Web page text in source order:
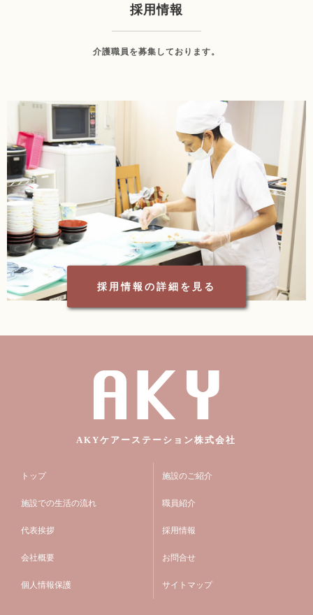
採用情報
介護職員を募集しております。
採用情報の詳細を見る
AKYケアーステーション株式会社
トップ 施設のご紹介
施設での生活の流れ 職員紹介
代表挨拶 採用情報
会社概要 お問合せ
個人情報保護 サイトマップ